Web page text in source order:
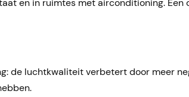
en in ruimtes met airconditioning.
de luchtkwaliteit verbetert door meer